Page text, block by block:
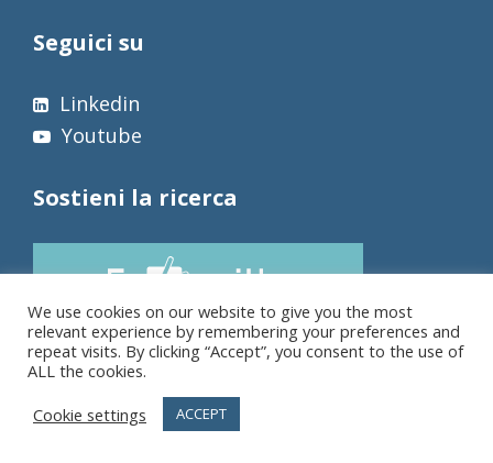
Seguici su
Linkedin
Youtube
Sostieni la ricerca
We use cookies on our website to give you the most
relevant experience by remembering your preferences and
repeat visits. By clicking “Accept”, you consent to the use of
ALL the cookies.
Cookie settings
ACCEPT